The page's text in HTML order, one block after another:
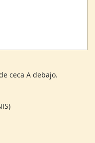
ceca A debajo.